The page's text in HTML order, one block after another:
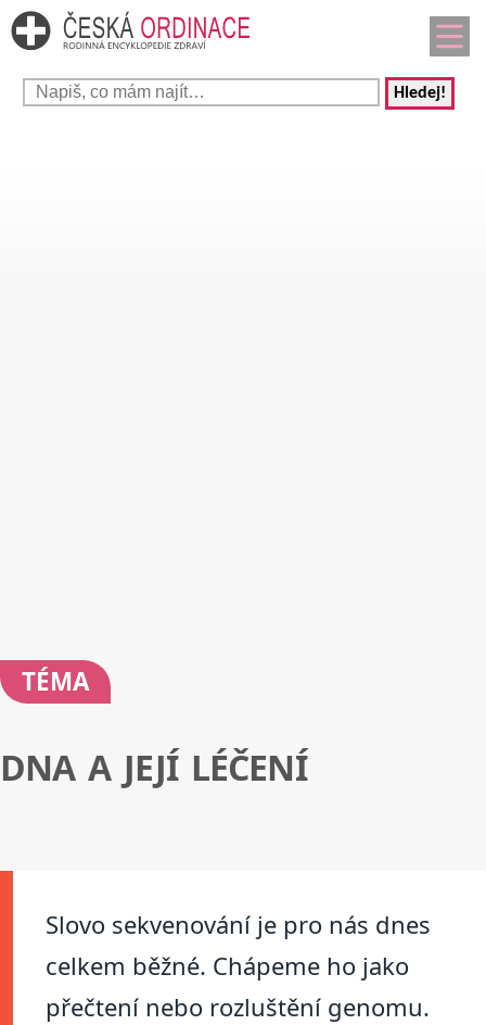
Hledej!
TÉMA
DNA A JEJÍ LÉČENÍ
Slovo sekvenování je pro nás dnes
celkem běžné. Chápeme ho jako
přečtení nebo rozluštění genomu.